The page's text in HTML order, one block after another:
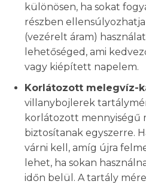
különösen, ha sokat
részben ellensúlyozhatja
(vezérelt áram)
lehetőséged, ami
vagy kiépített napelem.
Korlátozott melegvíz-
villanybojlerek
korlátozott mennyiségű
biztosítanak egyszerre.
várni kell, amíg újra
lehet, ha sokan
időn belül. A tartály